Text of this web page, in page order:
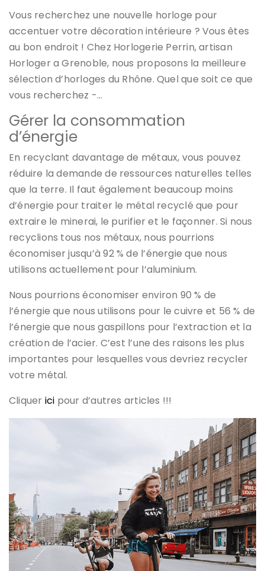
Vous recherchez une nouvelle horloge pour
accentuer votre décoration intérieure ? Vous êtes
au bon endroit ! Chez Horlogerie Perrin, artisan
Horloger a Grenoble, nous proposons la meilleure
sélection d’horloges du Rhône. Quel que soit ce que
vous recherchez -…
Gérer la consommation
d’énergie
En recyclant davantage de métaux, vous pouvez
réduire la demande de ressources naturelles telles
que la terre. Il faut également beaucoup moins
d’énergie pour traiter le métal recyclé que pour
extraire le minerai, le purifier et le façonner. Si nous
recyclions tous nos métaux, nous pourrions
économiser jusqu’à 92 % de l’énergie que nous
utilisons actuellement pour l’aluminium.
Nous pourrions économiser environ 90 % de
l’énergie que nous utilisons pour le cuivre et 56 % de
l’énergie que nous gaspillons pour l’extraction et la
création de l’acier. C’est l’une des raisons les plus
importantes pour lesquelles vous devriez recycler
votre métal.
Cliquer ici pour d’autres articles !!!